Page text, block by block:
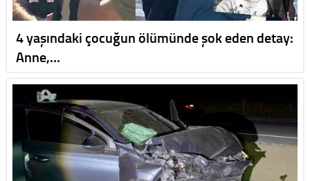
4 yaşındaki çocuğun ölümünde şok eden detay:
Anne,…